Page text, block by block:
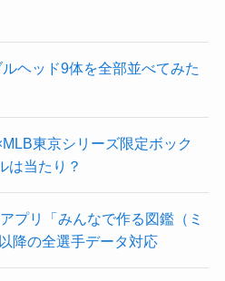
ヘッド9体を全部並べてみた
東京シリーズ限定ボック
は当たり？
プリ「みんなで作る図鑑（ミ
降の全選手データ対応